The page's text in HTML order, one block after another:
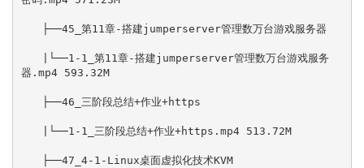
├──45_第11章-搭建jumperserver管理数万台游戏服务器
|└──1-1_第11章-搭建jumperserver管理数万台游戏服务
器.mp4 593.32M
├──46_三阶段总结+作业+https
|└──1-1_三阶段总结+作业+https.mp4 513.72M
├──47_4-1-Linux桌面虚拟化技术KVM